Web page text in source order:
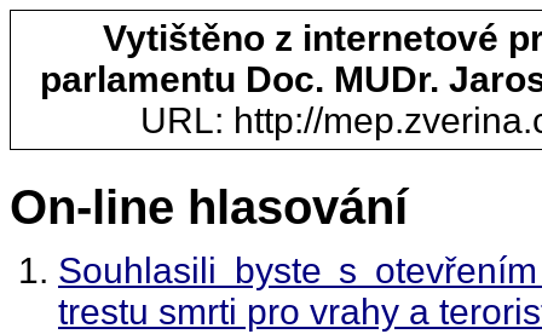
Vytištěno z internetové
parlamentu Doc. MUDr.
URL: http://
On-line hlasování
Souhlasili byste s
trestu smrti pro vrahy a